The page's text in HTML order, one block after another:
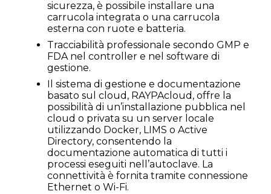
sicurezza, è possibile installare una
carrucola integrata o una carrucola
esterna con ruote e batteria.
Tracciabilità professionale secondo GMP e
FDA nel controller e nel software di
gestione.
Il sistema di gestione e documentazione
basato sul cloud, RAYPAcloud, offre la
possibilità di un’installazione pubblica nel
cloud o privata su un server locale
utilizzando Docker, LIMS o Active
Directory, consentendo la
documentazione automatica di tutti i
processi eseguiti nell’autoclave. La
connettività è fornita tramite connessione
Ethernet o Wi-Fi.